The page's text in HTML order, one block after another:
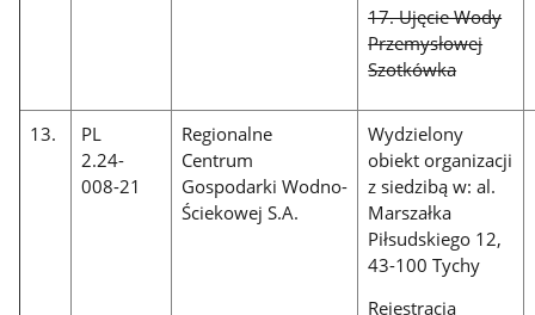
17. Ujęcie Wody
Przemysłowej
Szotkówka
13.
PL
2.24-
008-21
Regionalne
Centrum
Gospodarki Wodno-
Ściekowej S.A.
Wydzielony
obiekt organizacji
z siedzibą w: al.
Marszałka
Piłsudskiego 12,
43-100 Tychy
Rejestracja